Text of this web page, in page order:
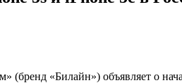
(бренд «Билайн») объявляет о